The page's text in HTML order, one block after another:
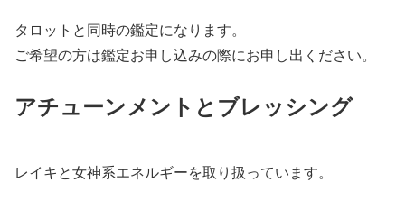
タロットと同時の鑑定になります。
ご希望の方は鑑定お申し込みの際にお申し出ください。
アチューンメントとブレッシング
レイキと女神系エネルギーを取り扱っています。